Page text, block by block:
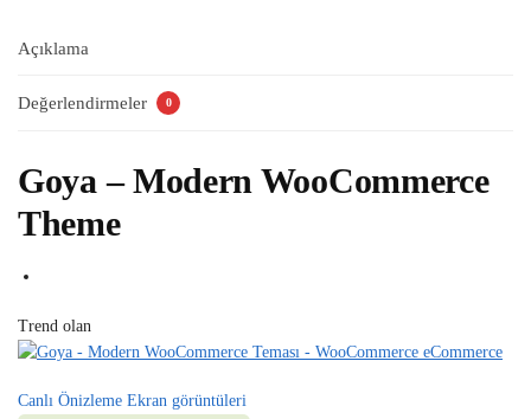
Açıklama
Değerlendirmeler 0
Goya – Modern WooCommerce
Theme
Trend olan
Canlı Önizleme Ekran görüntüleri